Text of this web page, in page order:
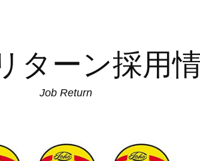
ターン採用
Job Return